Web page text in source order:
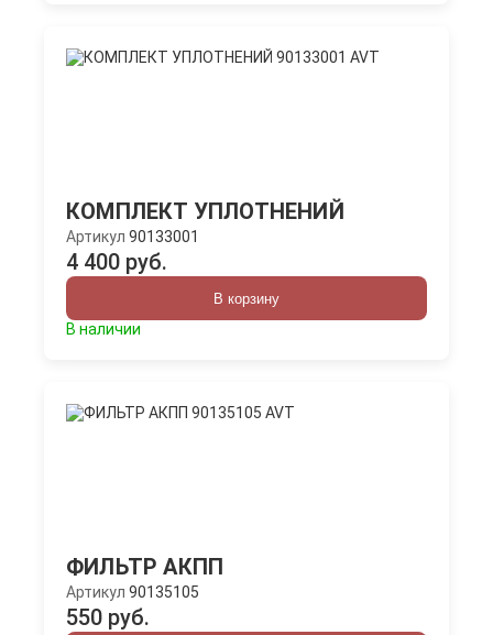
КОМПЛЕКТ УПЛОТНЕНИЙ
Артикул 90133001
4 400 руб.
В корзину
В наличии
ФИЛЬТР АКПП
Артикул 90135105
550 руб.